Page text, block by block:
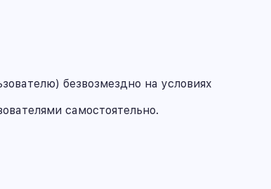
безвозмездно на условиях
самостоятельно.